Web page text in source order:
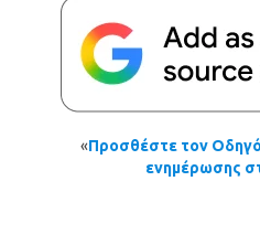
«Προσθέστε τον
ενημέρωσης